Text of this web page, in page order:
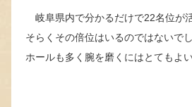
岐阜県内で分かるだけで22名位が
そらくその倍位はいるのではないで
ホールも多く腕を磨くにはとてもよ